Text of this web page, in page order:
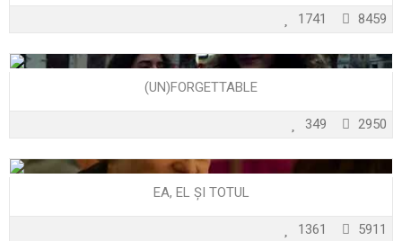
8459
1741
(UN)FORGETTABLE
2950
349
EA, EL ȘI TOTUL
5911
1361